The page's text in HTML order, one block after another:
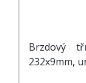
Brzdový
232x9mm,